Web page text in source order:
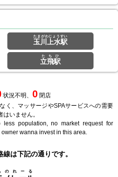
玉川上水駅
たまがわじょうすい
立飛駅
たちひ
状況不明、 0 閉店
く、マッサージやSPAサービスへの需要
いません。
population, no market request for
wanna invest in this area.
は下記の通りです。
のれーる